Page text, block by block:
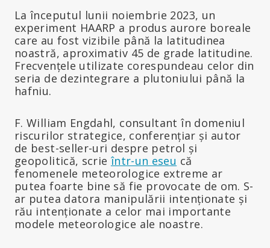
La începutul lunii noiembrie 2023, un
experiment HAARP a produs aurore boreale
care au fost vizibile până la latitudinea
noastră, aproximativ 45 de grade latitudine.
Frecvențele utilizate corespundeau celor din
seria de dezintegrare a plutoniului până la
hafniu.
F. William Engdahl, consultant în domeniul
riscurilor strategice, conferențiar și autor
de best-seller-uri despre petrol și
geopolitică, scrie într-un eseu că
fenomenele meteorologice extreme ar
putea foarte bine să fie provocate de om. S-
ar putea datora manipulării intenționate și
rău intenționate a celor mai importante
modele meteorologice ale noastre.